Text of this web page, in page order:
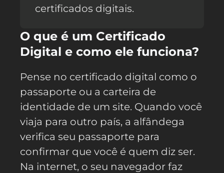
certificados digitais.
O que é um Certificado
Digital e como ele funciona?
Pense no certificado digital como o
passaporte ou a carteira de
identidade de um site. Quando você
viaja para outro país, a alfândega
verifica seu passaporte para
confirmar que você é quem diz ser.
Na internet, o seu navegador faz